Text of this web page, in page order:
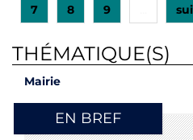
7
8 9
THÉMATIQUE(S)
Mairie
EN BREF